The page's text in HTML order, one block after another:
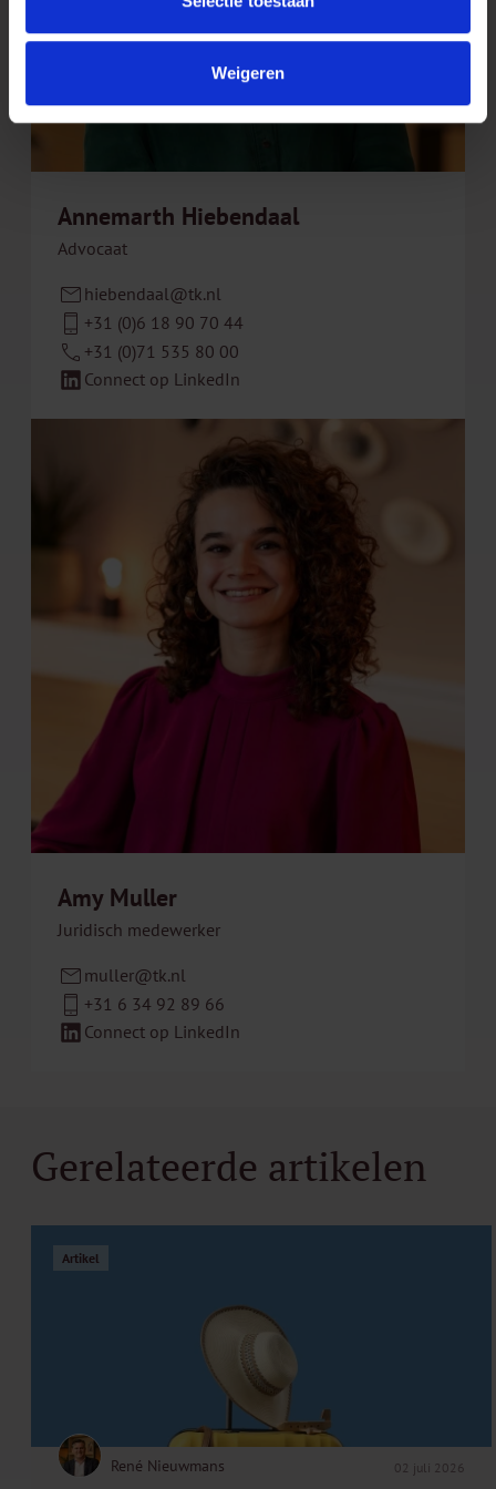
Weigeren
Annemarth Hiebendaal
Advocaat
hiebendaal@tk.nl
+31 (0)6 18 90 70 44
+31 (0)71 535 80 00
Connect op LinkedIn
Amy Muller
Juridisch medewerker
muller@tk.nl
+31 6 34 92 89 66
Connect op LinkedIn
Gerelateerde artikelen
Artikel
René Nieuwmans 02 juli 2026